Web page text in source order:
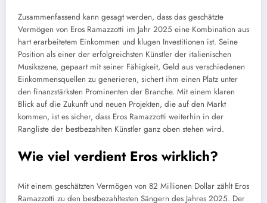
Zusammenfassend kann gesagt werden, dass das geschätzte
Vermögen von Eros Ramazzotti im Jahr 2025 eine Kombination aus
hart erarbeitetem Einkommen und klugen Investitionen ist. Seine
Position als einer der erfolgreichsten Künstler der italienischen
Musikszene, gepaart mit seiner Fähigkeit, Geld aus verschiedenen
Einkommensquellen zu generieren, sichert ihm einen Platz unter
den finanzstärksten Prominenten der Branche. Mit einem klaren
Blick auf die Zukunft und neuen Projekten, die auf den Markt
kommen, ist es sicher, dass Eros Ramazzotti weiterhin in der
Rangliste der bestbezahlten Künstler ganz oben stehen wird.
Wie viel verdient Eros wirklich?
Mit einem geschätzten Vermögen von 82 Millionen Dollar zählt Eros
Ramazzotti zu den bestbezahltesten Sängern des Jahres 2025. Der